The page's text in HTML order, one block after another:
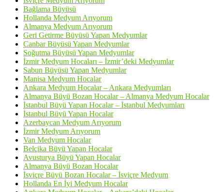
Bağlama Büyüsü
Hollanda Medyum Arıyorum
Almanya Medyum Arıyorum
Geri Getirme Büyüsü Yapan Medyumlar
Canbar Büyüsü Yapan Medyumlar
Soğutma Büyüsü Yapan Medyumlar
İzmir Medyum Hocaları – İzmir’deki Medyumlar
Sabun Büyüsü Yapan Medyumlar
Manisa Medyum Hocalar
Ankara Medyum Hocalar – Ankara Medyumları
Almanya Büyü Bozan Hocalar – Almanya Medyum Hocalar
İstanbul Büyü Yapan Hocalar – İstanbul Medyumları
İstanbul Büyü Yapan Hocalar
Azerbaycan Medyum Arıyorum
İzmir Medyum Arıyorum
Van Medyum Hocalar
Belçika Büyü Yapan Hocalar
Avusturya Büyü Yapan Hocalar
Almanya Büyü Bozan Hocalar
İsviçre Büyü Bozan Hocalar – İsviçre Medyum
Hollanda En İyi Medyum Hocalar